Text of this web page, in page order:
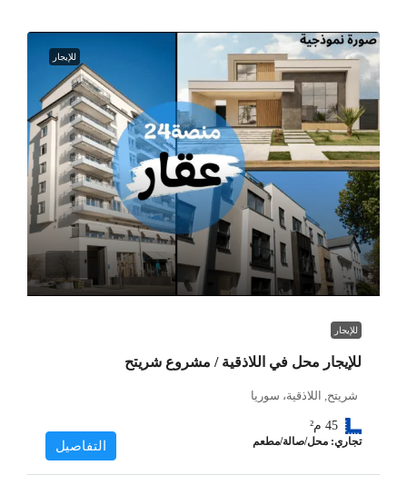
للإيجار
للإيجار
للإيجار محل في اللاذقية / مشروع شريتح
شريتح, اللاذقية، سوريا
45 م²
تجاري: محل/صالة/مطعم التفاصيل